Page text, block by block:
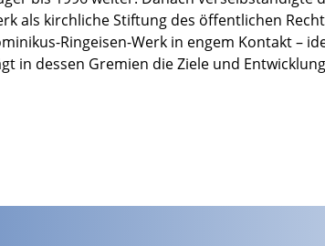
als kirchliche Stiftung des öffentlichen
Ringeisen-Werk in engem Kontakt –
in dessen Gremien die Ziele und